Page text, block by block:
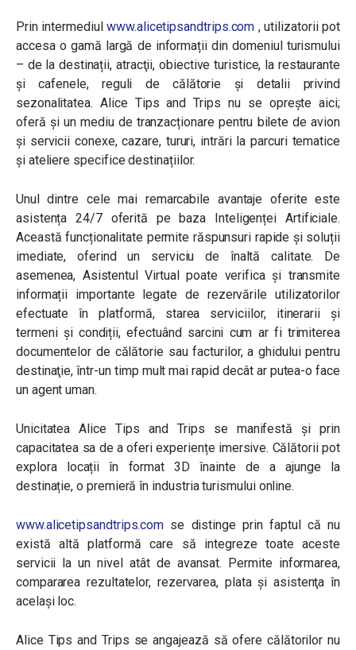
Prin intermediulwww.alicetipsandtrips.com , utilizatorii pot
accesa o gamă largă de informații din domeniul turismului
– de la destinații, atracţii, obiective turistice, la restaurante
și cafenele, reguli de călătorie și detalii privind
sezonalitatea. Alice Tips and Trips nu se oprește aici;
oferă și un mediu de tranzacționare pentru bilete de avion
și servicii conexe, cazare, tururi, intrări la parcuri tematice
și ateliere specifice destinațiilor.
Unul dintre cele mai remarcabile avantaje oferite este
asistența 24/7 oferită pe baza Inteligenței Artificiale.
Această funcționalitate permite răspunsuri rapide și soluții
imediate, oferind un serviciu de înaltă calitate. De
asemenea, Asistentul Virtual poate verifica și transmite
informații importante legate de rezervările utilizatorilor
efectuate în platformă, starea serviciilor, itinerarii și
termeni și condiții, efectuând sarcini cum ar fi trimiterea
documentelor de călătorie sau facturilor, a ghidului pentru
destinaţie, într-un timp mult mai rapid decât ar putea-o face
un agent uman.
Unicitatea Alice Tips and Trips se manifestă și prin
capacitatea sa de a oferi experiențe imersive. Călătorii pot
explora locații în format 3D înainte de a ajunge la
destinație, o premieră în industria turismului online.
www.alicetipsandtrips.com se distinge prin faptul că nu
există altă platformă care să integreze toate aceste
servicii la un nivel atât de avansat. Permite informarea,
compararea rezultatelor, rezervarea, plata şi asistenţa în
acelaşi loc.
Alice Tips and Trips se angajează să ofere călătorilor nu